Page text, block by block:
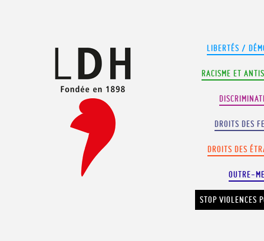
LIBERTÉS /
RACISME ET
DROITS DES
DROITS DES
OUTRE-
STOP VIOLENCES